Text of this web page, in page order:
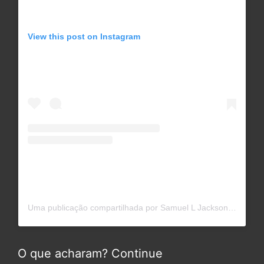
View this post on Instagram
O que acharam? Continue